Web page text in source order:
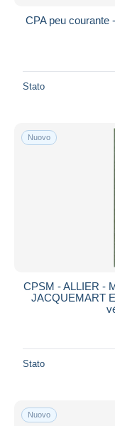
CPA peu
Stato
Nuovo
CPSM - ALLIER -
JACQUEMART
Stato
Nuovo